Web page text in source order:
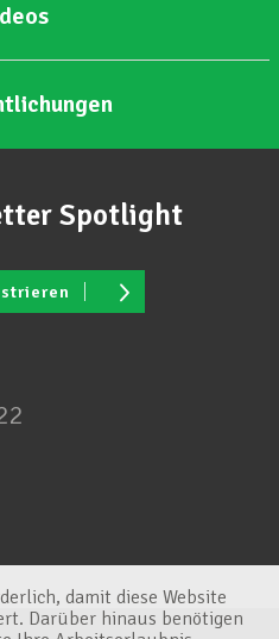
Spotlight
damit diese Website
Darüber hinaus benötigen